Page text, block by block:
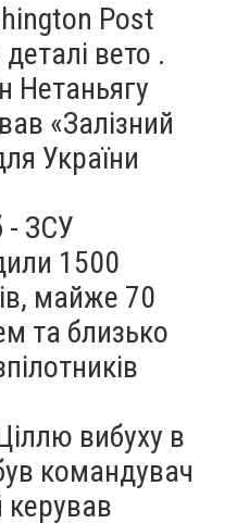
Post
вето .
Нетаньягу
«Залізний
України
- ЗСУ
1500
майже 70
та близько
вибуху в
командувач
керував